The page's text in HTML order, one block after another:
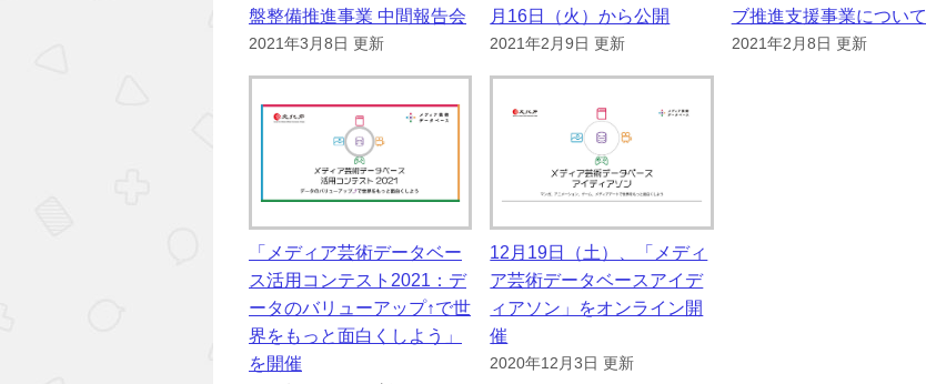
盤整備推進事業 中間報告会
2021年3月8日 更新
月16日（火）から公開
2021年2月9日 更新
ブ推進支援事業について
2021年2月8日 更新
「メディア芸術データベー
ス活用コンテスト2021：デ
ータのバリューアップ↑で世
界をもっと面白くしよう」
を開催
12月19日（土）、「メディ
ア芸術データベースアイデ
ィアソン」をオンライン開
催
2020年12月3日 更新